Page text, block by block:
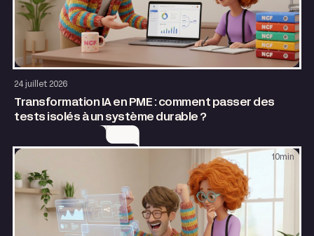
24 juillet 2026
Transformation IA en PME : comment passer des
tests isolés à un système durable ?
10 min